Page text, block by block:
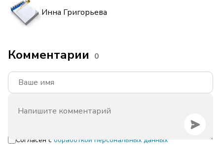
Инна Григорьева
Комментарии 0
Согласен с обработкой персональных данных